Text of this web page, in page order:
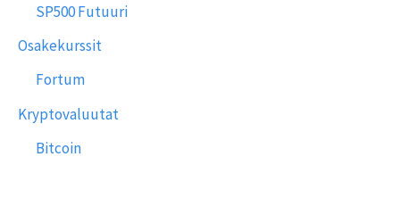
SP500 Futuuri
Osakekurssit
Fortum
Kryptovaluutat
Bitcoin